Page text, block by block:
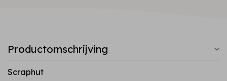
Productomschrijving
Scraphut